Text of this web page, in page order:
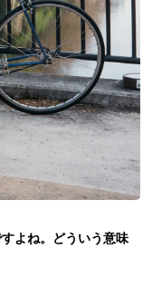
よね。どういう意味